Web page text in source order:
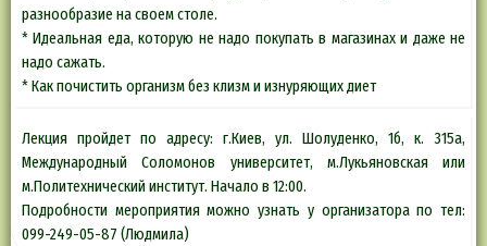
разнообразие на своем столе.
* Идеальная еда, которую не надо покупать в магазинах и даже не
надо сажать.
* Как почистить организм без клизм и изнуряющих диет
Лекция пройдет по адресу: г.Киев, ул. Шолуденко, 1б, к. 315а,
Международный Соломонов университет, м.Лукьяновская или
м.Политехнический институт. Начало в 12:00.
Подробности мероприятия можно узнать у организатора по тел:
099-249-05-87 (Людмила)